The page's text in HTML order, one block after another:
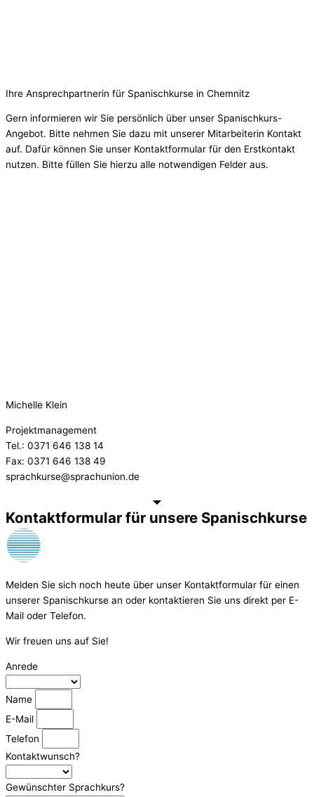
Ihre Ansprechpartnerin für Spanischkurse in Chemnitz
Gern informieren wir Sie persönlich über unser Spanischkurs-
Angebot. Bitte nehmen Sie dazu mit unserer Mitarbeiterin Kontakt
auf. Dafür können Sie unser Kontaktformular für den Erstkontakt
nutzen. Bitte füllen Sie hierzu alle notwendigen Felder aus.
Michelle Klein
Projektmanagement
Tel.: 0371 646 138 14
Fax: 0371 646 138 49
sprachkurse@sprachunion.de
Kontaktformular für unsere Spanischkurse
Melden Sie sich noch heute über unser Kontaktformular für einen
unserer Spanischkurse an oder kontaktieren Sie uns direkt per E-
Mail oder Telefon.
Wir freuen uns auf Sie!
Anrede
Name
E-Mail
Telefon
Kontaktwunsch?
Gewünschter Sprachkurs?